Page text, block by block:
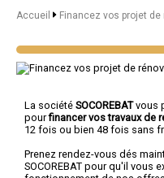
Accueil Financez vos projet
La société SOCOREBATvous
pourfinancer vos travaux de
12 fois ou bien 48 fois sans
Prenez rendez-vous dés
SOCOREBAT pour qu'il vous